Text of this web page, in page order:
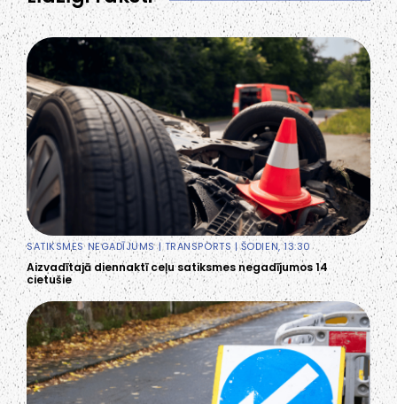
SATIKSMES NEGADĪJUMS|TRANSPORTS | ŠODIEN, 13:30
Aizvadītajā diennaktī ceļu satiksmes negadījumos 14
cietušie